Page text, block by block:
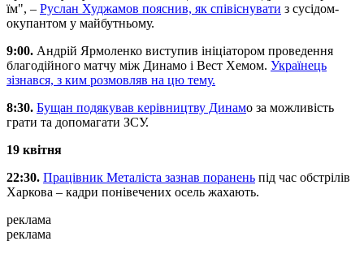
їм", – Руслан Худжамов пояснив, як співіснувати з сусідом-
окупантом у майбутньому.
9:00. Андрій Ярмоленко виступив ініціатором проведення
благодійного матчу між Динамо і Вест Хемом. Українець
зізнався, з ким розмовляв на цю тему.
8:30. Бущан подякував керівництву Динамо за можливість
грати та допомагати ЗСУ.
19 квітня
22:30. Працівник Металіста зазнав поранень під час обстрілів
Харкова – кадри понівечених осель жахають.
реклама
реклама